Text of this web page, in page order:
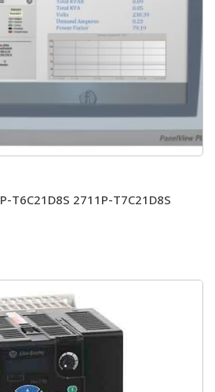
T6C21D8S 2711P-T7C21D8S